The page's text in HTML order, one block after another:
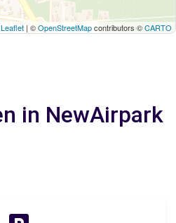
Leaflet | ©OpenStreetMapcontributors ©CARTO
in NewAirpark